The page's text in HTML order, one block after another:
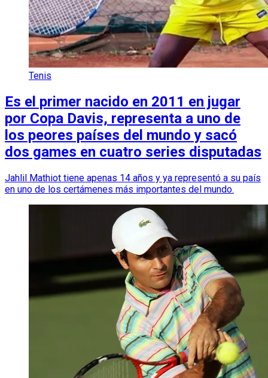
Tenis
Es el primer nacido en 2011 en jugar
por Copa Davis, representa a uno de
los peores países del mundo y sacó
dos games en cuatro series disputadas
Jahlil Mathiot tiene apenas 14 años y ya representó a su país
en uno de los certámenes más importantes del mundo.